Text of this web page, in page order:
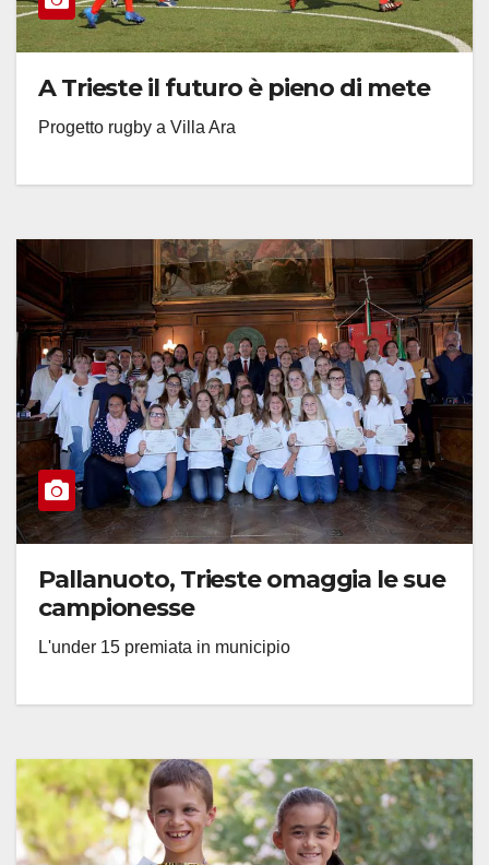
A Trieste il futuro è pieno di mete
Progetto rugby a Villa Ara
Pallanuoto, Trieste omaggia le sue
campionesse
L'under 15 premiata in municipio